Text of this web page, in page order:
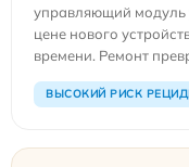
управляющий модуль
цене нового
времени. Ремонт
ВЫСОКИЙ РИСК